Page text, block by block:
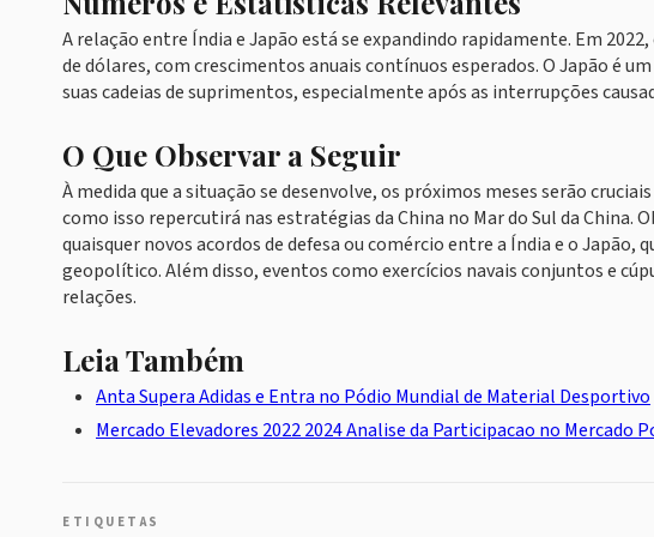
A relação entre Índia e Japão está se expandindo rapidamente. Em
de dólares, com crescimentos anuais contínuos esperados. O Japão é
suas cadeias de suprimentos, especialmente após as interrupções
O Que Observar a Seguir
À medida que a situação se desenvolve, os próximos meses serão
como isso repercutirá nas estratégias da China no Mar do Sul da China.
quaisquer novos acordos de defesa ou comércio entre a Índia e o
geopolítico. Além disso, eventos como exercícios navais conjuntos e
relações.
Leia Também
Anta Supera Adidas e Entra no Pódio Mundial de Material Desportivo
Mercado Elevadores 2022 2024 Analise da Participacao no Mercado
ETIQUETAS